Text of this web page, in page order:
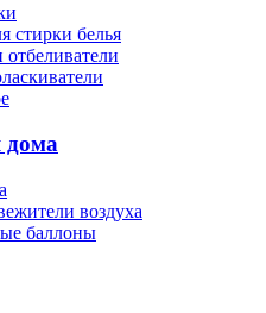
стирки белья
дома
воздуха
баллоны